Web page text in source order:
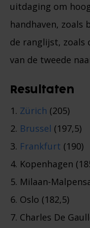
uitdaging om
handhaven,
de ranglijst, zoals
van de tweede
Resultaten
Zürich (205)
Brussel (197,5)
Frankfurt (190)
Kopenhagen
Milaan-
Oslo (182,5)
Charles De